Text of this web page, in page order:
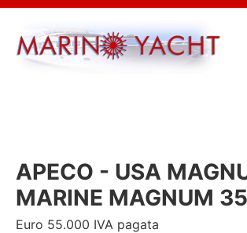
APECO - USA
MARINE MAGNUM 35
Euro 55.000 IVA pagata